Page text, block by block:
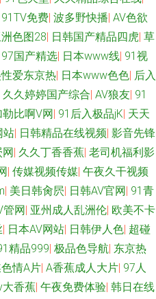
91TV免费| 波多野快播| AV色欲
色图28| 日韩国产精品四虎| 草
97国产精选| 日本www线| 91视
爱东京热| 日本www色色| 后入
久久婷婷国产综合| AV狼友| 91
勒比啊V网| 91后入极品jK| 天天
站| 日韩精品在线视频| 影音先锋
网| 久久丁香香蕉| 老司机福利影
| 传媒视频传媒| 午夜久干视频
| 美日韩肏屄| 日韩AV官网| 91青
管网| 亚州成人乱洲伦| 欧美不卡
| 日本AV网站| 日韩伊人色| 超碰
精品999| 极品色导航| 东京热
情A片| A香蕉成人大片| 97人
大香蕉| 午夜免费体验| 韩日在线